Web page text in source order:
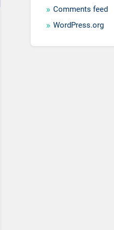
Comments feed
WordPress.org